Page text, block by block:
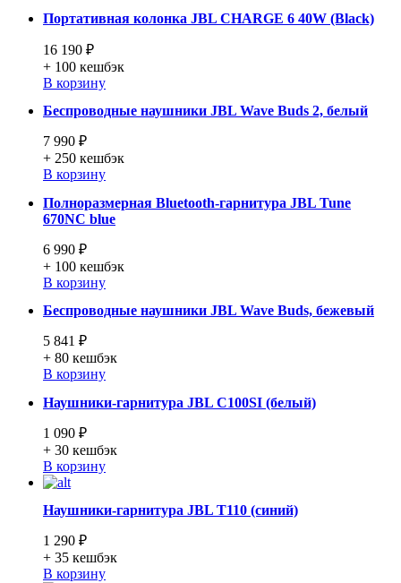
Портативная колонка JBL CHARGE 6 40W (Black)
16 190 ₽
+ 100 кешбэк
В корзину
Беспроводные наушники JBL Wave Buds 2, белый
7 990 ₽
+ 250 кешбэк
В корзину
Полноразмерная Bluetooth-гарнитура JBL Tune
670NC blue
6 990 ₽
+ 100 кешбэк
В корзину
Беспроводные наушники JBL Wave Buds, бежевый
5 841 ₽
+ 80 кешбэк
В корзину
Наушники-гарнитура JBL C100SI (белый)
1 090 ₽
+ 30 кешбэк
В корзину
Наушники-гарнитура JBL T110 (синий)
1 290 ₽
+ 35 кешбэк
В корзину